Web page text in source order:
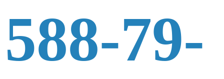
588-79-